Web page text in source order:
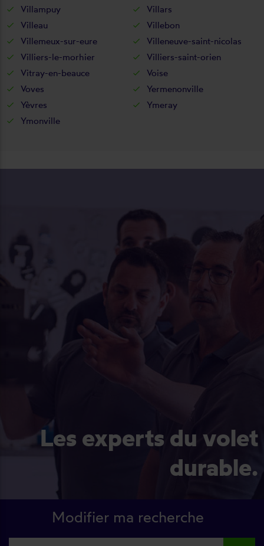
Villampuy
Villars
Villeau
Villebon
Villemeux-sur-eure
Villeneuve-saint-nicolas
Villiers-le-morhier
Villiers-saint-orien
Vitray-en-beauce
Voise
Voves
Yermenonville
Yèvres
Ymeray
Ymonville
Les experts du volet
durable.
Modifier ma recherche